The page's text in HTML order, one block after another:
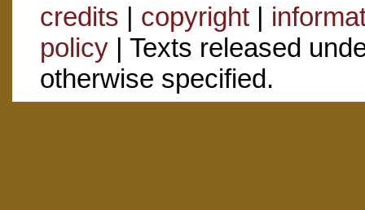
credits | copyright|
policy| Texts released
otherwise specified.